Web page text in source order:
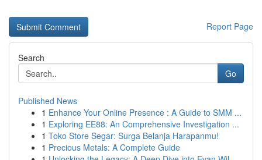
Report Page
Search
Go
Published News
1 Enhance Your Online Presence : A Guide to SMM ...
1 Exploring EE88: An Comprehensive Investigation ...
1 Toko Store Segar: Surga Belanja Harapanmu!
1 Precious Metals: A Complete Guide